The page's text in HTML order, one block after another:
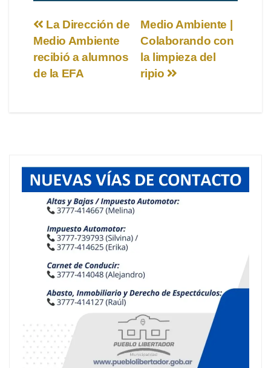
Navegación
de
entradas
Medio Ambiente |
Colaborando con
la limpieza del
ripio
La Dirección de
Medio Ambiente
recibió a alumnos
de la EFA